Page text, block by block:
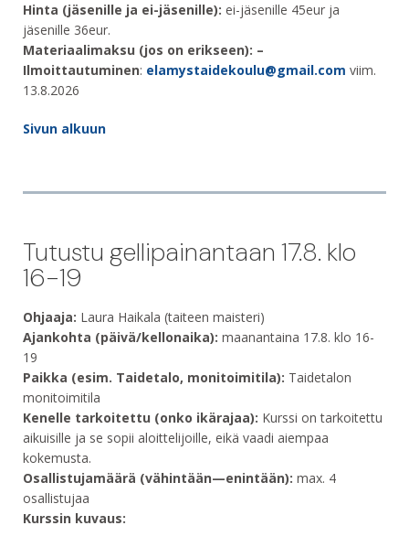
Hinta (jäsenille ja ei-jäsenille): ei-jäsenille 45eur ja
jäsenille 36eur.
Materiaalimaksu (jos on erikseen): –
Ilmoittautuminen: elamystaidekoulu@gmail.com viim.
13.8.2026
Sivun alkuun
Tutustu gellipainantaan 17.8. klo
16-19
Ohjaaja: Laura Haikala (taiteen maisteri)
Ajankohta (päivä/kellonaika): maanantaina 17.8. klo 16-
19
Paikka (esim. Taidetalo, monitoimitila): Taidetalon
monitoimitila
Kenelle tarkoitettu (onko ikärajaa): Kurssi on tarkoitettu
aikuisille ja se sopii aloittelijoille, eikä vaadi aiempaa
kokemusta.
Osallistujamäärä (vähintään—enintään): max. 4
osallistujaa
Kurssin kuvaus: